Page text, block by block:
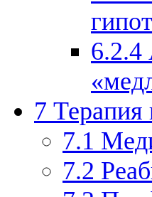
6.2.4
7 Терапия
7.1
7.2